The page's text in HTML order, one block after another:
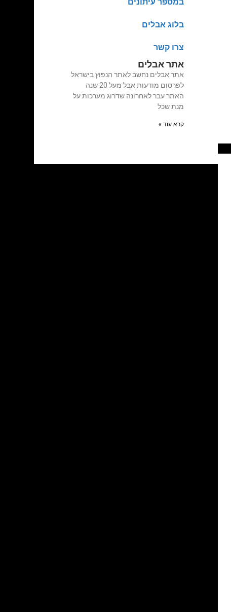
במספר עיתונים
בלוג אבלים
צרו קשר
אתר אבלים
אתר אבלים נחשב לאתר הנפוץ בישראל
לפרסום מודעות אבל מעל 20 שנה
האתר עבר לאחרונה שדרוג מערכות על
מנת שכל
קרא עוד »